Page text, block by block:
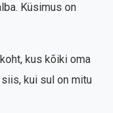
Küsimus on
kus kõiki oma
kui sul on mitu